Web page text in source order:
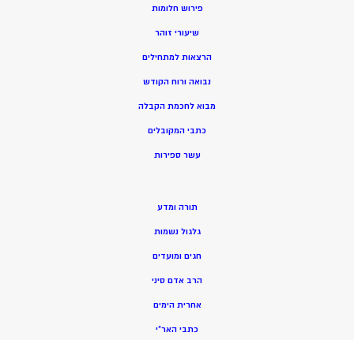
פירוש חלומות
שיעורי זוהר
הרצאות למתחילים
נבואה ורוח הקודש
מבוא לחכמת הקבלה
כתבי המקובלים
עשר ספירות
תורה ומדע
גלגול נשמות
חגים ומועדים
הרב אדם סיני
אחרית הימים
כתבי האר”י